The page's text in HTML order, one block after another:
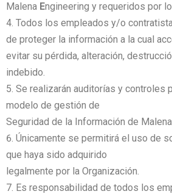
Malena Engineering y requeridos por
Todos los empleados y/o
de proteger la información a la cual
evitar su pérdida, alteración,
indebido.
Se realizarán auditorías y controles
modelo de gestión de
Seguridad de la Información de Malena
Únicamente se permitirá el uso de
que haya sido adquirido
legalmente por la Organización.
Es responsabilidad de todos los